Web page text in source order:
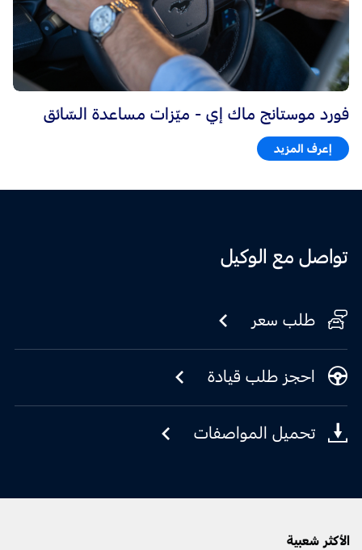
فورد موستانج ماك إي - ميّزات مساعدة السّائق
إعرف المزيد
تواصل مع الوكيل
طلب سعر
احجز طلب قيادة
تحميل المواصفات
الأكثر شعبية